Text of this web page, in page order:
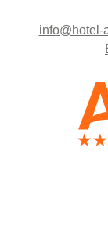
info@hotel-